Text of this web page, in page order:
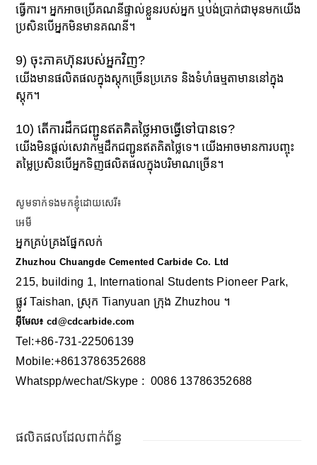
ធ្វើការ។ អ្នក​អាច​ប្រើ​គណនី​ផ្ទាល់​ខ្លួន​របស់​អ្នក ឬ​បង់​ប្រាក់​ជាមុន​មក​យើង​
ប្រសិន​បើ​អ្នក​មិន​មាន​គណនី។
9) ចុះភាគហ៊ុនរបស់អ្នកវិញ?
យើងមានផលិតផលក្នុងស្តុកច្រើនប្រភេទ និងទំហំធម្មតាមាននៅក្នុង
ស្តុក។
10) តើការដឹកជញ្ជូនឥតគិតថ្លៃអាចធ្វើទៅបានទេ?
យើងមិនផ្តល់សេវាកម្មដឹកជញ្ជូនឥតគិតថ្លៃទេ។ យើងអាចមានការបញ្ចុះ
តម្លៃប្រសិនបើអ្នកទិញផលិតផលក្នុងបរិមាណច្រើន។
សូមទាក់ទងមកខ្ញុំដោយសេរី៖
អេមី
អ្នកគ្រប់គ្រង​ផ្នែក​លក់
Zhuzhou Chuangde Cemented Carbide Co. Ltd
215, building 1, International Students Pioneer Park,
ផ្លូវ Taishan, ស្រុក Tianyuan ក្រុង Zhuzhou ។
អ៊ីមែល៖ cd@cdcarbide.com
Tel:+86-731-22506139
Mobile:+8613786352688
Whatspp/wechat/Skype : 0086 13786352688
ផលិតផលដែលពាក់ព័ន្ធ